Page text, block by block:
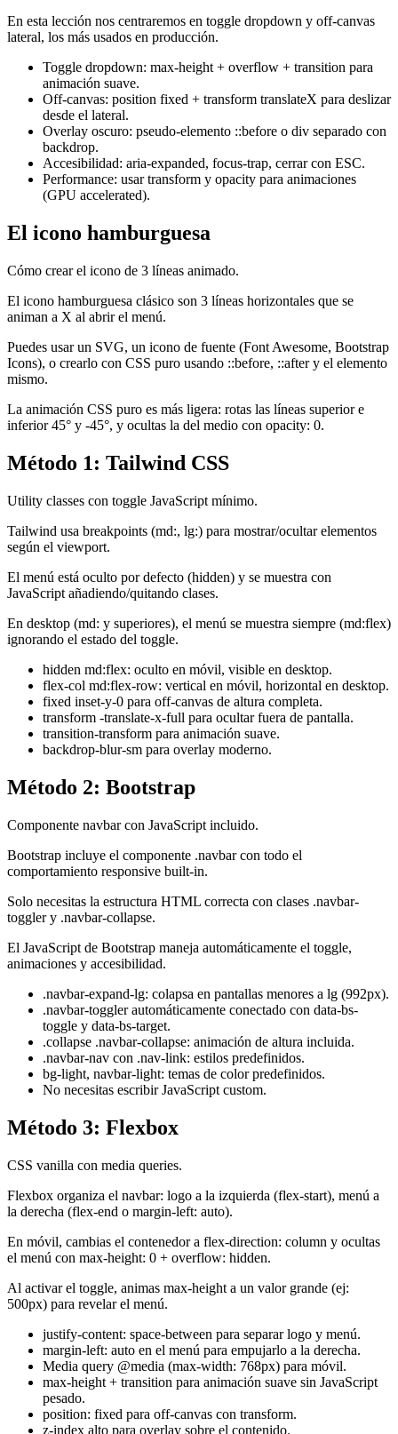
En esta lección nos centraremos en toggle dropdown y off-canvas
lateral, los más usados en producción.
Toggle dropdown: max-height + overflow + transition para
animación suave.
Off-canvas: position fixed + transform translateX para deslizar
desde el lateral.
Overlay oscuro: pseudo-elemento ::before o div separado con
backdrop.
Accesibilidad: aria-expanded, focus-trap, cerrar con ESC.
Performance: usar transform y opacity para animaciones
(GPU accelerated).
El icono hamburguesa
Cómo crear el icono de 3 líneas animado.
El icono hamburguesa clásico son 3 líneas horizontales que se
animan a X al abrir el menú.
Puedes usar un SVG, un icono de fuente (Font Awesome, Bootstrap
Icons), o crearlo con CSS puro usando ::before, ::after y el elemento
mismo.
La animación CSS puro es más ligera: rotas las líneas superior e
inferior 45° y -45°, y ocultas la del medio con opacity: 0.
Método 1: Tailwind CSS
Utility classes con toggle JavaScript mínimo.
Tailwind usa breakpoints (md:, lg:) para mostrar/ocultar elementos
según el viewport.
El menú está oculto por defecto (hidden) y se muestra con
JavaScript añadiendo/quitando clases.
En desktop (md: y superiores), el menú se muestra siempre (md:flex)
ignorando el estado del toggle.
hidden md:flex: oculto en móvil, visible en desktop.
flex-col md:flex-row: vertical en móvil, horizontal en desktop.
fixed inset-y-0 para off-canvas de altura completa.
transform -translate-x-full para ocultar fuera de pantalla.
transition-transform para animación suave.
backdrop-blur-sm para overlay moderno.
Método 2: Bootstrap
Componente navbar con JavaScript incluido.
Bootstrap incluye el componente .navbar con todo el
comportamiento responsive built-in.
Solo necesitas la estructura HTML correcta con clases .navbar-
toggler y .navbar-collapse.
El JavaScript de Bootstrap maneja automáticamente el toggle,
animaciones y accesibilidad.
.navbar-expand-lg: colapsa en pantallas menores a lg (992px).
.navbar-toggler automáticamente conectado con data-bs-
toggle y data-bs-target.
.collapse .navbar-collapse: animación de altura incluida.
.navbar-nav con .nav-link: estilos predefinidos.
bg-light, navbar-light: temas de color predefinidos.
No necesitas escribir JavaScript custom.
Método 3: Flexbox
CSS vanilla con media queries.
Flexbox organiza el navbar: logo a la izquierda (flex-start), menú a
la derecha (flex-end o margin-left: auto).
En móvil, cambias el contenedor a flex-direction: column y ocultas
el menú con max-height: 0 + overflow: hidden.
Al activar el toggle, animas max-height a un valor grande (ej:
500px) para revelar el menú.
justify-content: space-between para separar logo y menú.
margin-left: auto en el menú para empujarlo a la derecha.
Media query @media (max-width: 768px) para móvil.
max-height + transition para animación suave sin JavaScript
pesado.
position: fixed para off-canvas con transform.
z-index alto para overlay sobre el contenido.